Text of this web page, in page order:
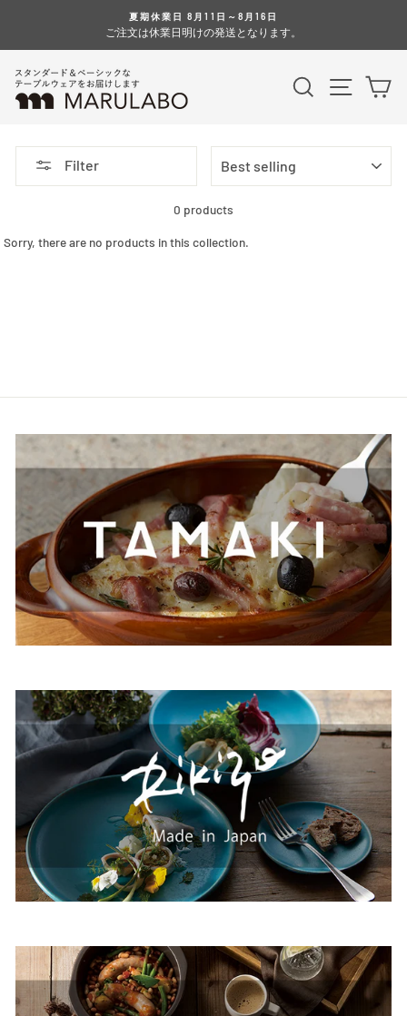
content
夏期休業日 8月11日～8月16日
ご注文は休業日明けの発送となります。
Search Site
Filter
0 products
Sorry, there are no products in this collection.